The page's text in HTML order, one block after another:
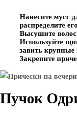
Нанесите мусс
распределите
Высушите
Используйте
завить
Закрепите
Пучок